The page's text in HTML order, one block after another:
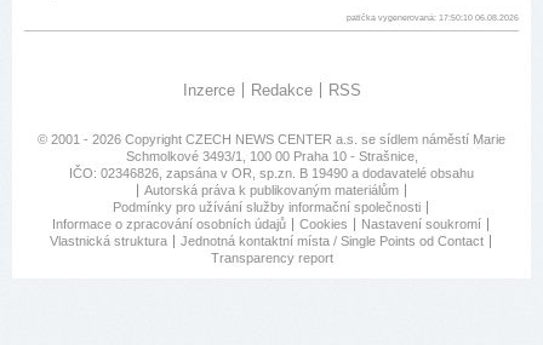
patička vygenerovaná: 17:50:10 06.08.2026
Inzerce Redakce RSS
© 2001 - 2026 Copyright CZECH NEWS CENTER a.s. se sídlem náměstí Marie
Schmolkové 3493/1, 100 00 Praha 10 - Strašnice,
IČO: 02346826, zapsána v OR, sp.zn. B 19490 a dodavatelé obsahu
Autorská práva k publikovaným materiálům
Podmínky pro užívání služby informační společnosti
Informace o zpracování osobních údajů
Cookies
Nastavení soukromí
Vlastnická struktura
Jednotná kontaktní místa / Single Points od Contact
Transparency report